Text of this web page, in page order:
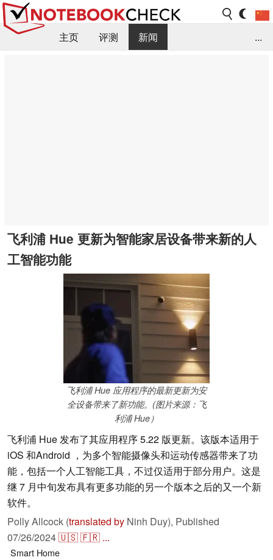
主页 评测
新闻
...
飞利浦 Hue 更新为智能家居设备带来新的人
工智能功能
飞利浦 Hue 应用程序的最新更新为安
全设备带来了新功能。(图片来源：飞
利浦 Hue）
飞利浦 Hue 发布了其应用程序 5.22 版更新。该版本适用于
iOS 和Android ，为多个智能摄像头和运动传感器带来了功
能，包括一个人工智能工具，不过仅适用于部分用户。这是
继 7 月中旬发布具有更多功能的另一个版本之后的又一个新
软件。
Polly Allcock (translated by Ninh Duy), Published
07/26/2024🇺🇸🇫🇷 ...
Smart Home